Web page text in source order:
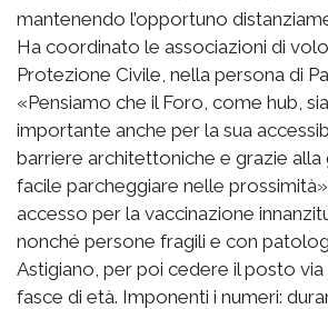
mantenendo l’opportuno
Ha coordinato le associazioni di
Protezione Civile, nella persona di
«Pensiamo che il Foro, come hub,
importante anche per la sua
barriere architettoniche e grazie alla
facile parcheggiare nelle
accesso per la vaccinazione
nonché persone fragili e con
Astigiano, per poi cedere il posto via
fasce di età. Imponenti i numeri: